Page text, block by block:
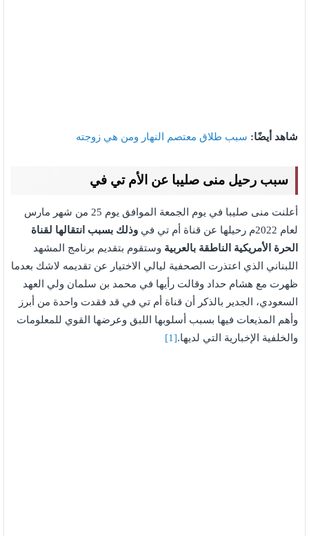
شاهد أيضًا: سبب طلاق معتصم النهار ومن هي زوجته
سبب رحيل منى صليبا عن الأم تي في
أعلنت منى صليبا في يوم الجمعة الموافق يوم 25 من شهر مارس
لعام 2022م رحيلها عن قناة أم تي في
وذلك بسبب انتقالها لقناة
الحرة الأمريكية الناطقة بالعربية وستقوم بتقديم برنامج المشهد
اللبناني الذي اعتذرت الصحفية ليالي الاختيار عن تقديمه لاشك بعدما
ظهرت مع هشام حداد وقالت رأيها في محمد بن سلمان ولي العهد
السعودي، الجدير بالذكر أن قناة أم تي في قد فقدت واحدة من أبرز
وأهم المذيعات فيها بسبب أسلوبها اللبق وعرضها القوي للمعلومات
والخلفية الإخبارية التي لديها.[1]